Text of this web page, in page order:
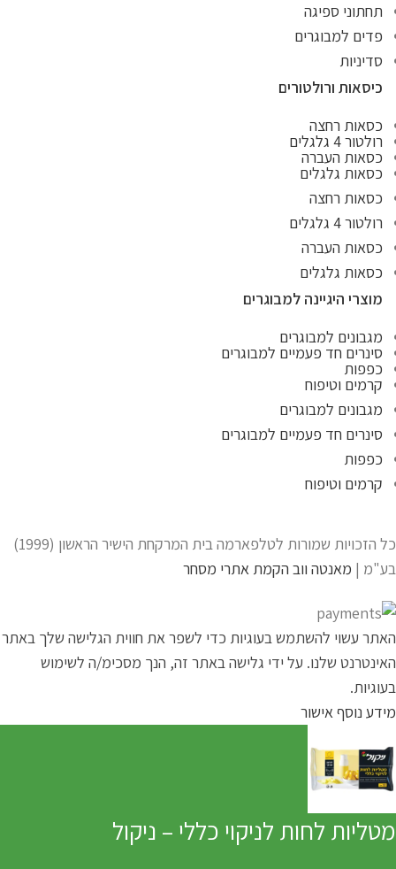
תחתוני ספיגה
פדים למבוגרים
סדיניות
כיסאות ורולטורים
כסאות רחצה
רולטור 4 גלגלים
כסאות העברה
כסאות גלגלים
כסאות רחצה
רולטור 4 גלגלים
כסאות העברה
כסאות גלגלים
מוצרי היגיינה למבוגרים
מגבונים למבוגרים
סינרים חד פעמיים למבוגרים
כפפות
קרמים וטיפוח
מגבונים למבוגרים
סינרים חד פעמיים למבוגרים
כפפות
קרמים וטיפוח
כל הזכויות שמורות לטלפארמה בית המרקחת הישיר הראשון (1999)
בע"מ | מאנטה ווב הקמת אתרי מסחר
האתר עשוי להשתמש בעוגיות כדי לשפר את חווית הגלישה שלך באתר
האינטרנט שלנו. על ידי גלישה באתר זה, הנך מסכימ/ה לשימוש
בעוגיות.
מידע נוסףאישור
מטליות לחות לניקוי כללי – ניקול